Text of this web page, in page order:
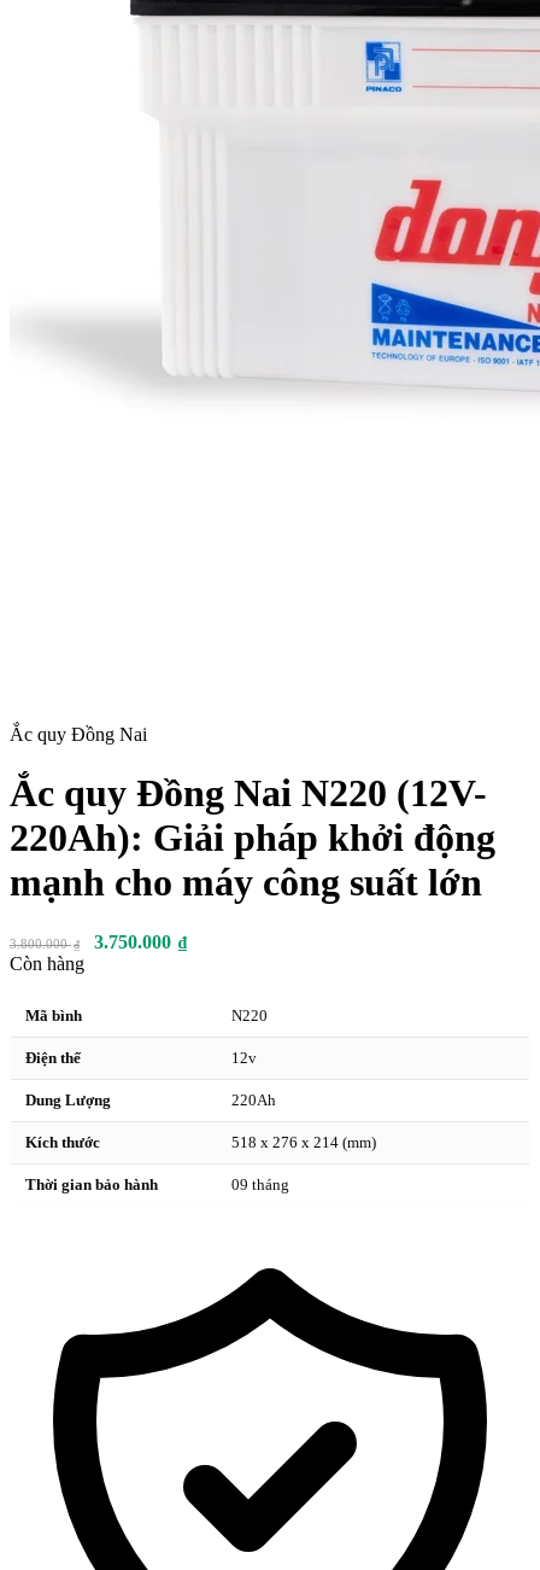
Ắc quy Đồng Nai
Ắc quy Đồng Nai N220 (12V-
220Ah): Giải pháp khởi động
mạnh cho máy công suất lớn
3.800.000 ₫ 3.750.000 ₫
Còn hàng
Mã bình N220
Điện thế 12v
Dung Lượng 220Ah
Kích thước 518 x 276 x 214 (mm)
Thời gian bảo hành 09 tháng